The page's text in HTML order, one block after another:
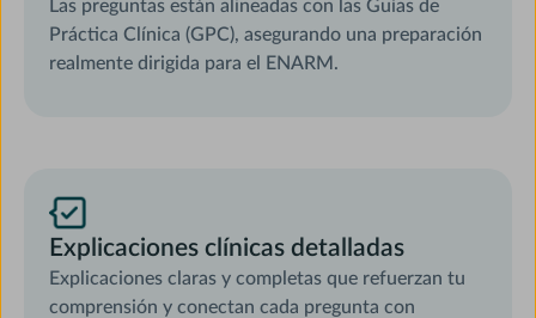
Las preguntas están alineadas con las Guías de
Práctica Clínica (GPC), asegurando una preparación
realmente dirigida para el ENARM.
Explicaciones clínicas detalladas
Explicaciones claras y completas que refuerzan tu
comprensión y conectan cada pregunta con